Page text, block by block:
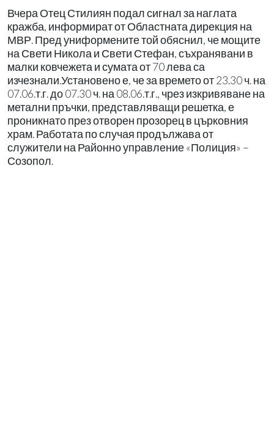
Вчера Отец Стилиян подал сигнал за наглата
кражба, информират от Областната дирекция на
МВР. Пред униформените той обяснил, че мощите
на Свети Никола и Свети Стефан, съхранявани в
малки ковчежета и сумата от 70 лева са
изчезнали.Установено е, че за времето от 23.30 ч. на
07.06.т.г. до 07.30 ч. на 08.06.т.г., чрез изкривяване на
метални пръчки, представляващи решетка, е
проникнато през отворен прозорец в църковния
храм. Работата по случая продължава от
служители на Районно управление «Полиция» –
Созопол.